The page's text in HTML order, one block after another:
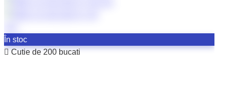
În stoc
Cutie de 200 bucati